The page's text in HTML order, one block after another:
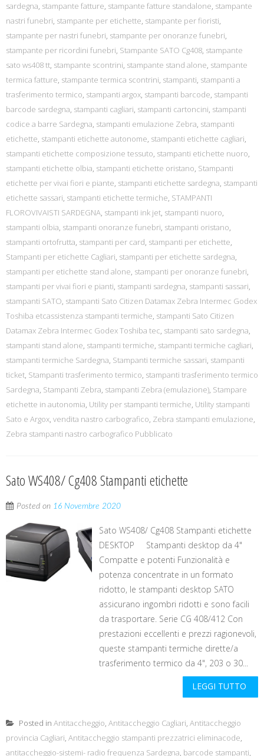
sardegna, stampante fatture, stampante fatture standalone, stampante
nastri funebri, stampante per etichette, stampante per fioristi,
stampante per nastri funebri, stampante per onoranze funebri,
stampante per ricordini funebri, Stampante SATO Cg408, stampante
sato ws408 tt, stampante scontrini, stampante stand alone, stampante
termica fatture, stampante termica scontrini, stampanti, stampanti a
trasferimento termico, stampanti argox, stampanti barcode, stampanti
barcode sardegna, stampanti cagliari, stampanti cartoncini, stampanti
codice a barre Sardegna, stampanti emulazione Zebra, stampanti
etichette, stampanti etichette autonome, stampanti etichette cagliari,
stampanti etichette composizione tessuto, stampanti etichette nuoro,
stampanti etichette olbia, stampanti etichette oristano, Stampanti
etichette per vivai fiori e piante, stampanti etichette sardegna, stampanti
etichette sassari, stampanti etichette termiche, STAMPANTI
FLOROVIVAISTI SARDEGNA, stampanti ink jet, stampanti nuoro,
stampanti olbia, stampanti onoranze funebri, stampanti oristano,
stampanti ortofrutta, stampanti per card, stampanti per etichette,
Stampanti per etichette Cagliari, stampanti per etichette sardegna,
stampanti per etichette stand alone, stampanti per onoranze funebri,
stampanti per vivai fiori e pianti, stampanti sardegna, stampanti sassari,
stampanti SATO, stampanti Sato Citizen Datamax Zebra Intermec Godex
Toshiba etcassistenza stampanti termiche, stampanti Sato Citizen
Datamax Zebra Intermec Godex Toshiba tec, stampanti sato sardegna,
stampanti stand alone, stampanti termiche, stampanti termiche cagliari,
stampanti termiche Sardegna, Stampanti termiche sassari, stampanti
ticket, Stampanti trasferimento termico, stampanti trasferimento termico
Sardegna, Stampanti Zebra, stampanti Zebra (emulazione), Stampare
etichette in autonomia, Utility per stampanti termiche, Utility stampanti
Sato e Argox, vendita nastro carbografico, Zebra stampanti emulazione,
Zebra stampanti nastro carbografico Pubblicato
Sato WS408/ Cg408 Stampanti etichette
Posted on 16 Novembre 2020
Sato WS408/ Cg408 Stampanti etichette
DESKTOP Stampanti desktop da 4"
Compatte e potenti Funzionalità e
potenza concentrate in un formato
ridotto, le stampanti desktop SATO
assicurano ingombri ridotti e sono facili
da trasportare. Serie CG 408/412 Con
prestazioni eccellenti e prezzi ragionevoli,
queste stampanti termiche dirette/a
trasferimento termico da 4", 203 o 30...
LEGGI TUTTO
Posted in Antitaccheggio, Antitaccheggio Cagliari, Antitaccheggio
provincia Cagliari, Antitaccheggio stampanti prezzatrici eliminacode,
antitaccheggio-sistemi- radio frequenza Sardegna, barcode stampanti,